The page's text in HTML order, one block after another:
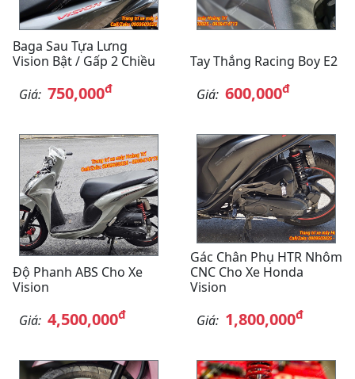
Baga Sau Tựa Lưng
Vision Bật / Gấp 2 Chiều
Giá: 750,000đ
Tay Thắng Racing Boy E2
Giá: 600,000đ
Độ Phanh ABS Cho Xe
Vision
Giá: 4,500,000đ
Gác Chân Phụ HTR Nhôm
CNC Cho Xe Honda
Vision
Giá: 1,800,000đ